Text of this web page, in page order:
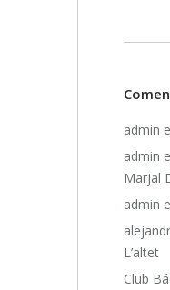
admin
admin
Marjal
admin
L’altet
Club